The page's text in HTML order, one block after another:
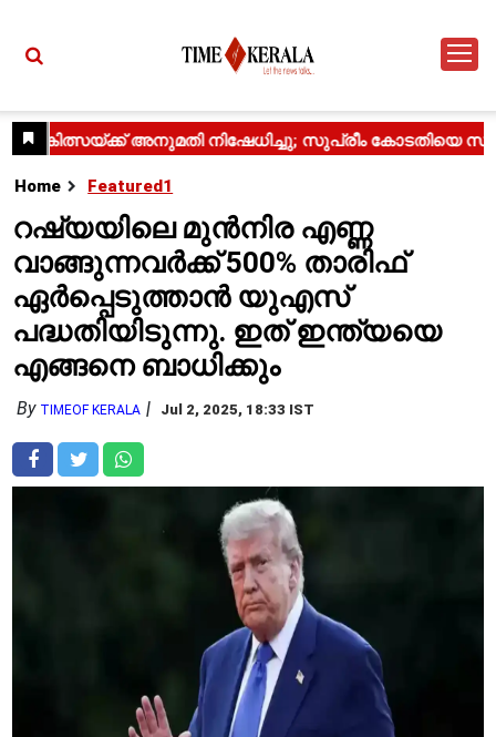
Home Featured1
റഷ്യയിലെ മുൻനിര എണ്ണ
വാങ്ങുന്നവർക്ക് 500% താരിഫ്
ഏർപ്പെടുത്താൻ യുഎസ്
പദ്ധതിയിടുന്നു. ഇത് ഇന്ത്യയെ
എങ്ങനെ ബാധിക്കും
By TIMEOF KERALA Jul 2, 2025, 18:33 IST